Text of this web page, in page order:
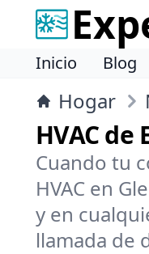
Inicio Blog
Hogar
HVAC de
Cuando tu
HVAC en
y en
llamada de